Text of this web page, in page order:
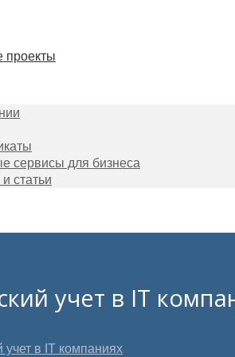
проекты
сервисы для бизнеса
статьи
учет в IT
учет в IT компаниях